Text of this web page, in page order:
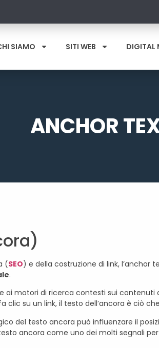
SIAMO SITI WEB DIGITAL
ANCHOR
(SEO) e della costruzione di link, l’anchor
.
motori di ricerca contesti sui contenuti
su un link, il testo dell’ancora è ciò
del testo ancora può influenzare il
ancora come uno dei molti segnali